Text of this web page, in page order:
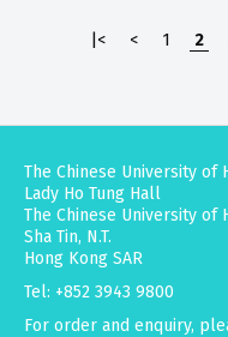
|<
< 1 2
The Chinese University of
Lady Ho Tung Hall
The Chinese University of
Sha Tin, N.T.
Hong Kong SAR
Tel: +852 3943 9800
For order and enquiry,